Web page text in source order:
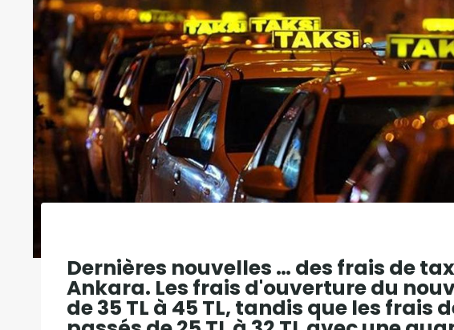
Dernières nouvelles … des frais de
Ankara. Les frais d'ouverture du
de 35 TL à 45 TL, tandis que les frais